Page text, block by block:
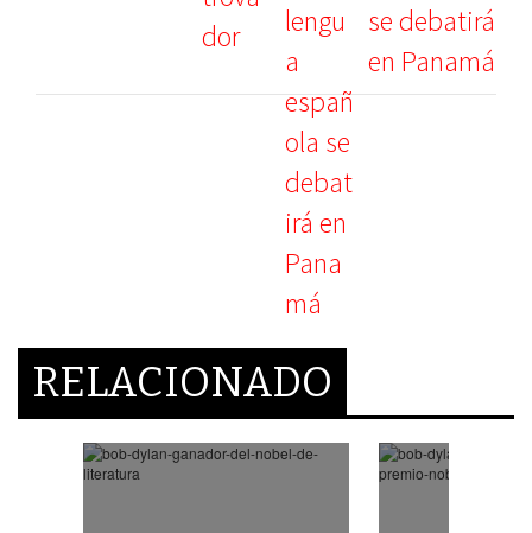
se debatirá
en Panamá
RELACIONADO